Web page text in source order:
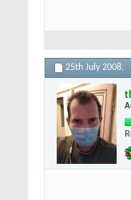
25th July 2008,